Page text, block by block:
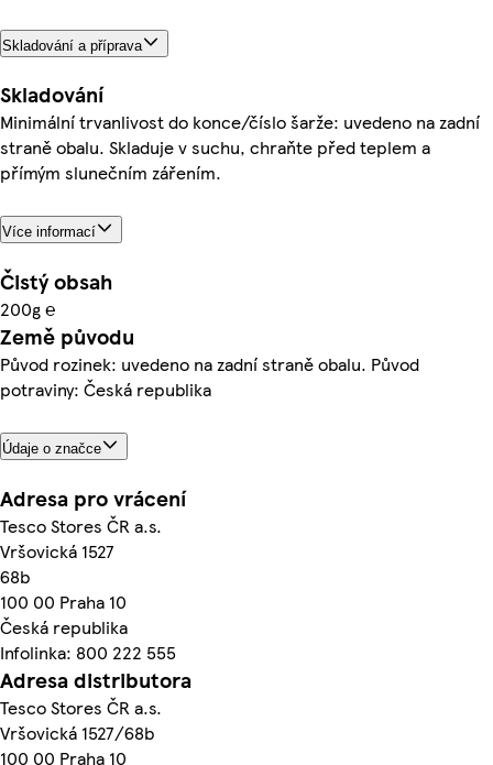
Skladování a příprava
Skladování
Minimální trvanlivost do konce/číslo šarže: uvedeno na zadní
straně obalu. Skladuje v suchu, chraňte před teplem a
přímým slunečním zářením.
Více informací
Čistý obsah
200g ℮
Země původu
Původ rozinek: uvedeno na zadní straně obalu. Původ
potraviny: Česká republika
Údaje o značce
Adresa pro vrácení
Tesco Stores ČR a.s.
Vršovická 1527
68b
100 00 Praha 10
Česká republika
Infolinka: 800 222 555
Adresa distributora
Tesco Stores ČR a.s.
Vršovická 1527/68b
100 00 Praha 10